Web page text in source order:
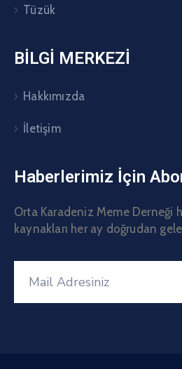
Tüzük
BİLGİ MERKEZİ
Hakkımızda
İletişim
Haberlerimiz İçin
Orta Karadeniz Meme Derneği
kaynakları her ay doğrudan